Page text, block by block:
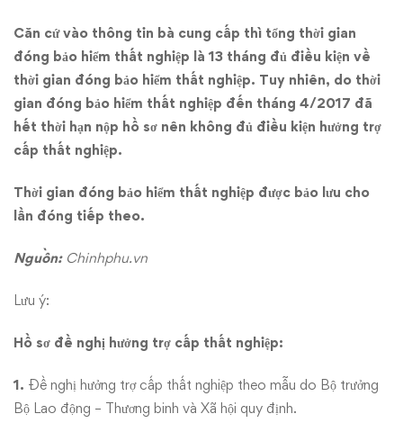
Căn cứ vào thông tin bà cung cấp thì tổng thời gian
đóng bảo hiểm thất nghiệp là 13 tháng đủ điều kiện về
thời gian đóng bảo hiểm thất nghiệp. Tuy nhiên, do thời
gian đóng bảo hiểm thất nghiệp đến tháng 4/2017 đã
hết thời hạn nộp hồ sơ nên không đủ điều kiện hưởng trợ
cấp thất nghiệp.
Thời gian đóng bảo hiểm thất nghiệp được bảo lưu cho
lần đóng tiếp theo.
Nguồn:Chinhphu.vn
Lưu ý:
Hồ sơ đề nghị hưởng trợ cấp thất nghiệp:
1. Đề nghị hưởng trợ cấp thất nghiệp theo mẫu do Bộ trưởng
Bộ Lao động – Thương binh và Xã hội quy định.